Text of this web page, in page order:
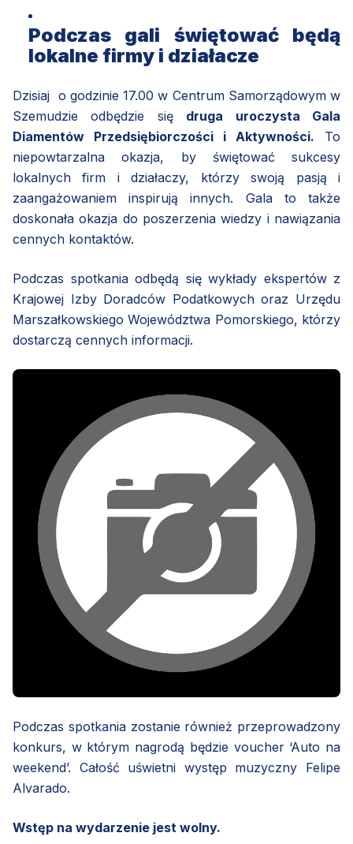
Podczas gali świętować będą
lokalne firmy i działacze
Dzisiaj o godzinie 17.00 w Centrum Samorządowym w
Szemudzie odbędzie się druga uroczysta Gala
Diamentów Przedsiębiorczości i Aktywności. To
niepowtarzalna okazja, by świętować sukcesy
lokalnych firm i działaczy, którzy swoją pasją i
zaangażowaniem inspirują innych. Gala to także
doskonała okazja do poszerzenia wiedzy i nawiązania
cennych kontaktów.
Podczas spotkania odbędą się wykłady ekspertów z
Krajowej Izby Doradców Podatkowych oraz Urzędu
Marszałkowskiego Województwa Pomorskiego, którzy
dostarczą cennych informacji.
Podczas spotkania zostanie również przeprowadzony
konkurs, w którym nagrodą będzie voucher ‘Auto na
weekend’. Całość uświetni występ muzyczny Felipe
Alvarado.
Wstęp na wydarzenie jest wolny.